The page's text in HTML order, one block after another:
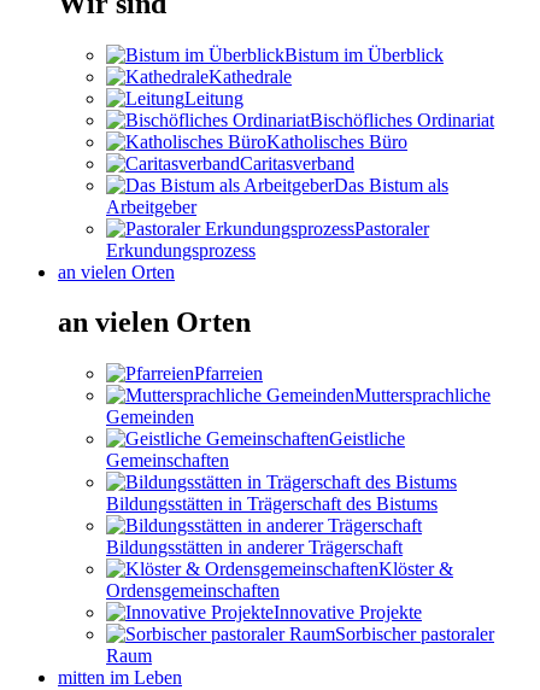
Bistum im Überblick
Kathedrale
Leitung
Bischöfliches Ordinariat
Katholisches Büro
Caritasverband
Das Bistum als
Arbeitgeber
Pastoraler
Erkundungsprozess
an vielen Orten
an vielen Orten
Pfarreien
Muttersprachliche
Gemeinden
Geistliche
Gemeinschaften
Bildungsstätten in Trägerschaft des Bistums
Bildungsstätten in anderer Trägerschaft
Klöster &
Ordensgemeinschaften
Innovative Projekte
Sorbischer pastoraler
Raum
mitten im Leben